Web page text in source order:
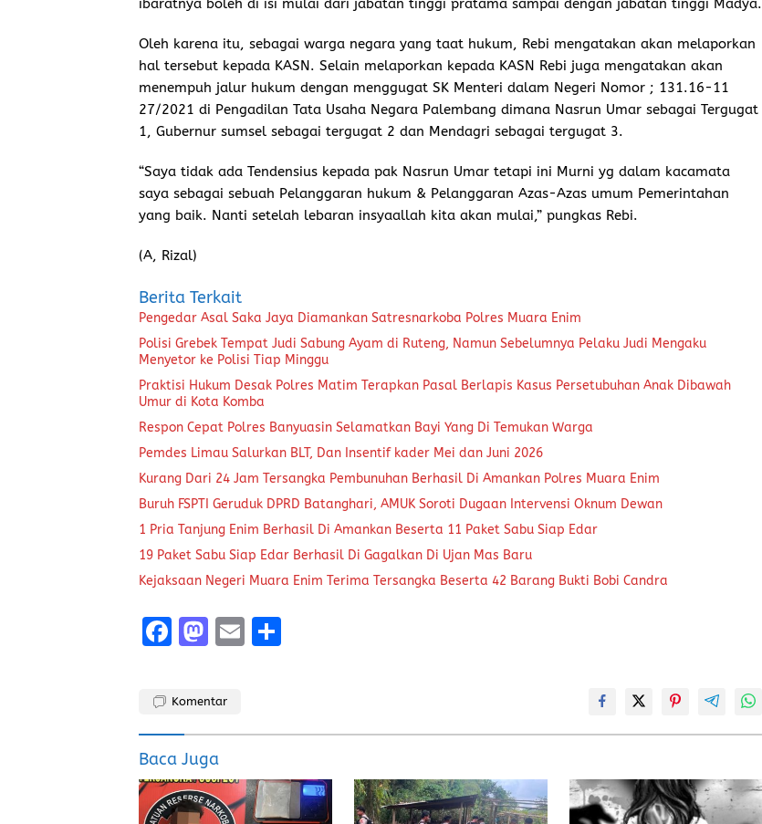
ibaratnya boleh di isi mulai dari jabatan tinggi pratama sampai dengan jabatan tinggi Madya.
Oleh karena itu, sebagai warga negara yang taat hukum, Rebi mengatakan akan melaporkan
hal tersebut kepada KASN. Selain melaporkan kepada KASN Rebi juga mengatakan akan
menempuh jalur hukum dengan menggugat SK Menteri dalam Negeri Nomor ; 131.16-11
27/2021 di Pengadilan Tata Usaha Negara Palembang dimana Nasrun Umar sebagai Tergugat
1, Gubernur sumsel sebagai tergugat 2 dan Mendagri sebagai tergugat 3.
“Saya tidak ada Tendensius kepada pak Nasrun Umar tetapi ini Murni yg dalam kacamata
saya sebagai sebuah Pelanggaran hukum & Pelanggaran Azas-Azas umum Pemerintahan
yang baik. Nanti setelah lebaran insyaallah kita akan mulai,” pungkas Rebi.
(A, Rizal)
Berita Terkait
Pengedar Asal Saka Jaya Diamankan Satresnarkoba Polres Muara Enim
Polisi Grebek Tempat Judi Sabung Ayam di Ruteng, Namun Sebelumnya Pelaku Judi Mengaku
Menyetor ke Polisi Tiap Minggu
Praktisi Hukum Desak Polres Matim Terapkan Pasal Berlapis Kasus Persetubuhan Anak Dibawah
Umur di Kota Komba
Respon Cepat Polres Banyuasin Selamatkan Bayi Yang Di Temukan Warga
Pemdes Limau Salurkan BLT, Dan Insentif kader Mei dan Juni 2026
Kurang Dari 24 Jam Tersangka Pembunuhan Berhasil Di Amankan Polres Muara Enim
Buruh FSPTI Geruduk DPRD Batanghari, AMUK Soroti Dugaan Intervensi Oknum Dewan
1 Pria Tanjung Enim Berhasil Di Amankan Beserta 11 Paket Sabu Siap Edar
19 Paket Sabu Siap Edar Berhasil Di Gagalkan Di Ujan Mas Baru
Kejaksaan Negeri Muara Enim Terima Tersangka Beserta 42 Barang Bukti Bobi Candra
F
ce
o
o
k
M
st
d
o
n
E
Komentar
Baca Juga